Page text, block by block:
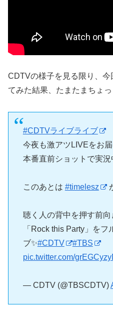
CDTVの様子を見る限り、今
てみた結果、たまたまちょ
#CDTVライブライブ
今夜も激アツLIVEをお届
本番直前ショットで実況
このあとは #timelesz
聴く人の背中を押す前
「Rock this Party」をフ
ブ✨#CDTV
#TBS
pic.twitter.com/
— CDTV (@TBSCDTV)